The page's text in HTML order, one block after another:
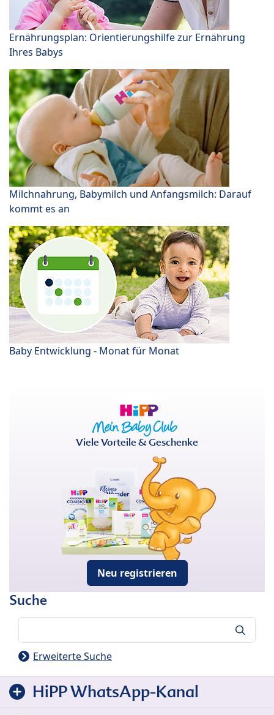
Ernährungsplan: Orientierungshilfe zur Ernährung
Ihres Babys
Milchnahrung, Babymilch und Anfangsmilch: Darauf
kommt es an
Baby Entwicklung - Monat für Monat
Viele Vorteile & Geschenke
Neu registrieren
Suche
Erweiterte Suche
HiPP WhatsApp-Kanal